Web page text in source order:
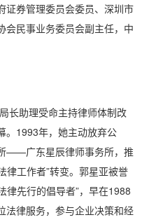
证券管理委员会委员、深圳市
会民事业务委员会副主任，中
长助理受命主持律师体制改
。1993年，她主动放弃公
——广东星辰律师事务所，推
律工作者”转变。郭星亚被誉
律先行的倡导者”，早在1988
法律服务，参与企业决策和经